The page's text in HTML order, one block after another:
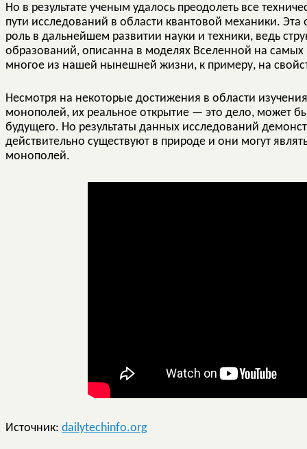
Но в результате ученым удалось преодолеть все
пути исследований в области квантовой механики.
роль в дальнейшем развитии науки и техники, ведь
образований, описанна в моделях Вселенной на самых
многое из нашей нынешней жизни, к примеру, на
Несмотря на некоторые достижения в области
монополей, их реальное открытие — это дело, может
будущего. Но результаты данных исследований
действительно существуют в природе и они могут
монополей.
Источник: dailytechinfo.org